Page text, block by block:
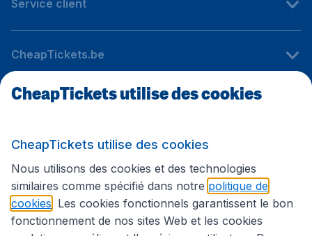
Service client
CheapTickets.be
Sites internationaux
Suivez CheapTickets.be
CheapTickets utilise des cookies
CheapTickets utilise des cookies
Nous utilisons des cookies et des technologies
similaires comme spécifié dans notre politique de
cookies . Les cookies fonctionnels garantissent le bon
fonctionnement de nos sites Web et les cookies